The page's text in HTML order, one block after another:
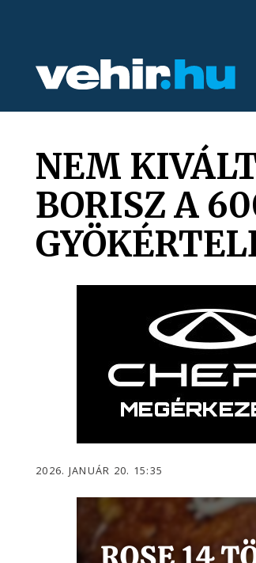
NEM
BORISZ A
2026. JANUÁR 20. 15:35